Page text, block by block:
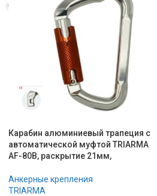
Карабин алюминиевый трапеция с
автоматической муфтой TRIARMA
AF-80B, раскрытие 21мм,
Анкерные крепления
TRIARMA